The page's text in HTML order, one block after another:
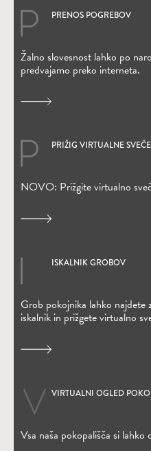
PRENOS POGREBOV
Žalno slovesnost lahko po
predvajamo preko interneta.
(Odpre se v novem oknu)
PRIŽIG VIRTUALNE SVEČE
NOVO: Prižgite virtualno
(Odpre se v novem oknu)
ISKALNIK GROBOV
Grob pokojnika lahko najdete
iskalnik in prižgete virtualno
(Odpre se v novem oknu)
VIRTUALNI OGLED
Vsa naša pokopališča si